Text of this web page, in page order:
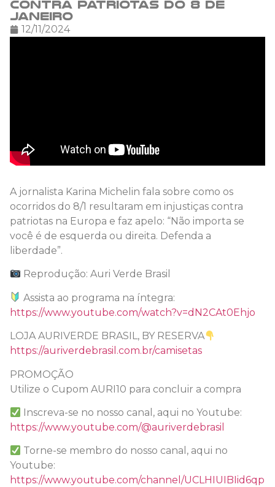
contra patriotas do 8 de
janeiro
12/11/2024
A jornalista Karina Michelin fala sobre como os
ocorridos do 8/1 resultaram em injustiças contra
patriotas na Europa e faz apelo: “Não importa se
você é de esquerda ou direita. Defenda a
liberdade”.
Reprodução: Auri Verde Brasil
Assista ao programa na íntegra:
https://www.youtube.com/watch?v=dN2CAt0Ehjo
LOJA AURIVERDE BRASIL, BY RESERVA
https://auriverdebrasil.com.br/camisetas
PROMOÇÃO
Utilize o Cupom AURI10 para concluir a compra
Inscreva-se no nosso canal, aqui no Youtube:
https://www.youtube.com/@auriverdebrasil
Torne-se membro do nosso canal, aqui no
Youtube:
https://www.youtube.com/channel/UCLHIUIBIid6qp